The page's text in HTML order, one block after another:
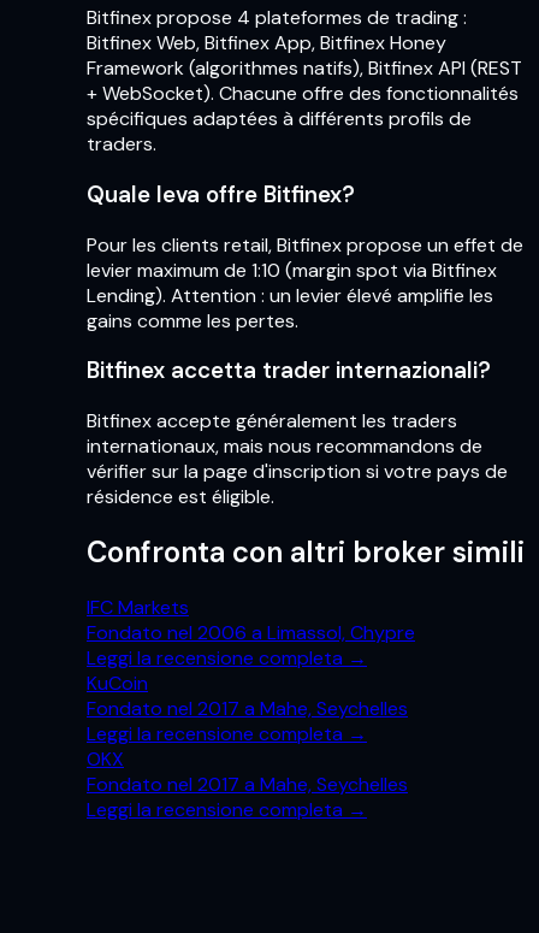
Bitfinex propose 4 plateformes de trading :
Bitfinex Web, Bitfinex App, Bitfinex Honey
Framework (algorithmes natifs), Bitfinex API (REST
+ WebSocket). Chacune offre des fonctionnalités
spécifiques adaptées à différents profils de
traders.
Quale leva offre Bitfinex?
Pour les clients retail, Bitfinex propose un effet de
levier maximum de 1:10 (margin spot via Bitfinex
Lending). Attention : un levier élevé amplifie les
gains comme les pertes.
Bitfinex accetta trader internazionali?
Bitfinex accepte généralement les traders
internationaux, mais nous recommandons de
vérifier sur la page d'inscription si votre pays de
résidence est éligible.
Confronta con altri broker simili
IFC Markets
Fondato nel 2006 a Limassol, Chypre
Leggi la recensione completa →
KuCoin
Fondato nel 2017 a Mahe, Seychelles
Leggi la recensione completa →
OKX
Fondato nel 2017 a Mahe, Seychelles
Leggi la recensione completa →